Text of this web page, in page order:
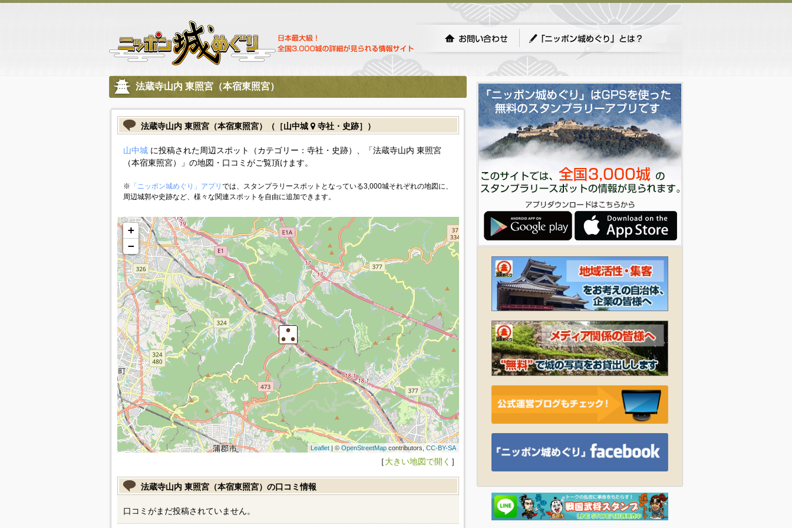
法蔵寺山内 東照宮（本宿東照宮）
法蔵寺山内 東照宮（本宿東照宮）（［山中城 寺社・史跡］）
山中城に投稿された周辺スポット（カテゴリー：寺社・史跡）、「法蔵寺山内 東照宮
（本宿東照宮）」の地図・口コミがご覧頂けます。
※ 「ニッポン城めぐり」アプリ では、スタンプラリースポットとなっている3,000城それぞれの地図に、
周辺城郭や史跡など、様々な関連スポットを自由に追加できます。
+
−
Leaflet| © OpenStreetMapcontributors,CC-BY-SA
［大きい地図で開く ］
法蔵寺山内 東照宮（本宿東照宮）の口コミ情報
口コミがまだ投稿されていません。